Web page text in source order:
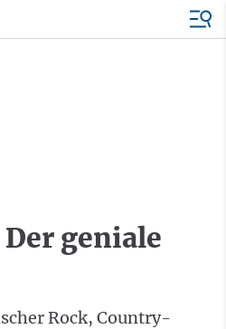
geniale
Rock, Country-